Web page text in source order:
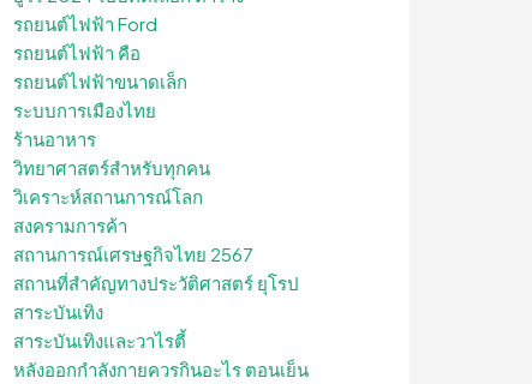
รถยนต์ไฟฟ้า Ford
รถยนต์ไฟฟ้า คือ
รถยนต์ไฟฟ้าขนาดเล็ก
ระบบการเมืองไทย
ร้านอาหาร
วิทยาศาสตร์สำหรับทุกคน
วิเคราะห์สถานการณ์โลก
สงครามการค้า
สถานการณ์เศรษฐกิจไทย 2567
สถานที่สําคัญทางประวัติศาสตร์ ยุโรป
สาระบันเทิง
สาระบันเทิงและวาไรตี้
หลังออกกําลังกายควรกินอะไร ตอนเย็น